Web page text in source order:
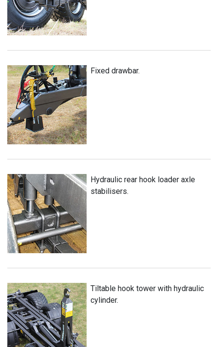
Fixed drawbar.
Hydraulic rear hook loader axle
stabilisers.
Tiltable hook tower with hydraulic
cylinder.